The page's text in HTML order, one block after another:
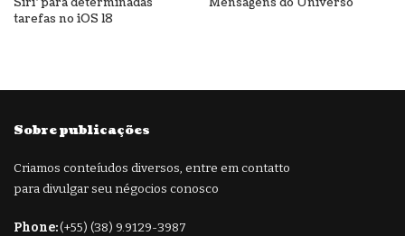
tarefas no iOS 18
Sobre publicações
Criamos conteíudos diversos, entre em contatto
para divulgar seu négocios conosco
Phone:(+55) (38) 9.9129-3987